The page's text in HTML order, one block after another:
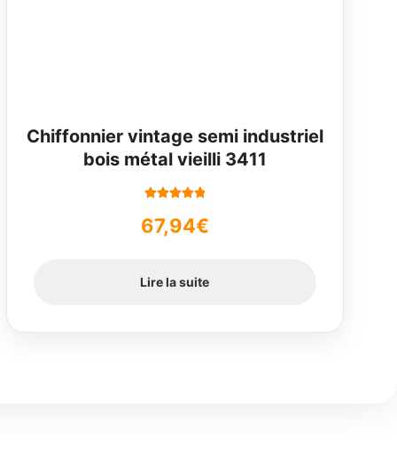
Chiffonnier vintage semi industriel
bois métal vieilli 3411
5
67,94€
Lire la suite